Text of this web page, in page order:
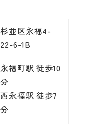
杉並区永福4-
22-6-1B
永福町駅 徒歩10
分
西永福駅 徒歩7
分